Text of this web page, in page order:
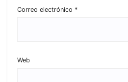
Correo electrónico *
Web